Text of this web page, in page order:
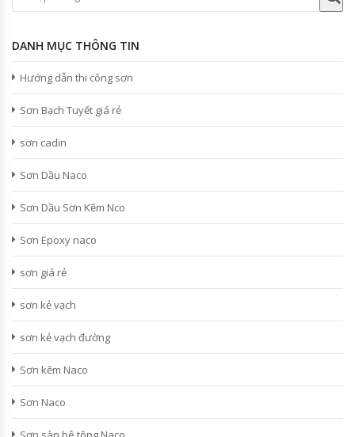
DANH MỤC THÔNG TIN
Hướng dẫn thi công sơn
Sơn Bạch Tuyết giá rẻ
sơn cadin
Sơn Dầu Naco
Sơn Dầu Sơn Kẽm Nco
Sơn Epoxy naco
sơn giá rẻ
sơn kẻ vạch
sơn kẻ vạch đường
Sơn kẽm Naco
Sơn Naco